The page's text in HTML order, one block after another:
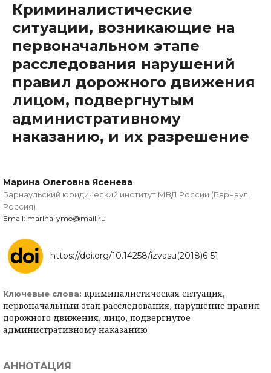
Криминалистические
ситуации, возникающие на
первоначальном этапе
расследования нарушений
правил дорожного движения
лицом, подвергнутым
административному
наказанию, и их разрешение
Марина Олеговна Ясенева
Барнаульский юридический институт МВД России (Барнаул,
Россия)
Email: marina-ymo@mail.ru
https://doi.org/10.14258/izvasu(2018)6-51
Ключевые слова: криминалистическая ситуация,
первоначальный этап расследования, нарушение правил
дорожного движения, лицо, подвергнутое
административному наказанию
АННОТАЦИЯ